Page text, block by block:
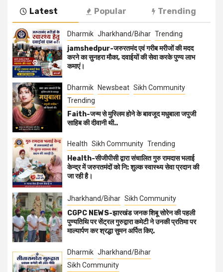
Latest Popular Trending
Dharmik Jharkhand/Bihar Trending
jamshedpur-जरुरतमंद एवं गरीब मरीजों की मदद
करने का सुनहरा मौका, दवाईयों की सेवा करके पुण्य लाभ
कमाएं।
Dharmik Newsbeat Sikh Community
Trending
Faith-जन्म से मुस्लिम होने के बावजूद मधुबाला जपुजी
साहिब की दीवानी थी..
Health Sikh Community Trending
Health-सीजीपीसी द्वारा संचालित गुरु रामदास भलाई
केन्द्र में जरुरतमंदों को नि: शुल्क स्वास्थ्य सेवा प्रदान की
जा रही है।
Jharkhand/Bihar Sikh Community
CGPC NEWS-झारखंड जनक शिबू सोरेन की पहली
पुण्यतिथि पर सेंट्रल गुरुद्वारा कमेटी ने उनकी प्रतिमा पर
माल्यार्पण कर श्रद्धा सुमन अर्पित किए.
Dharmik Jharkhand/Bihar
Sikh Community